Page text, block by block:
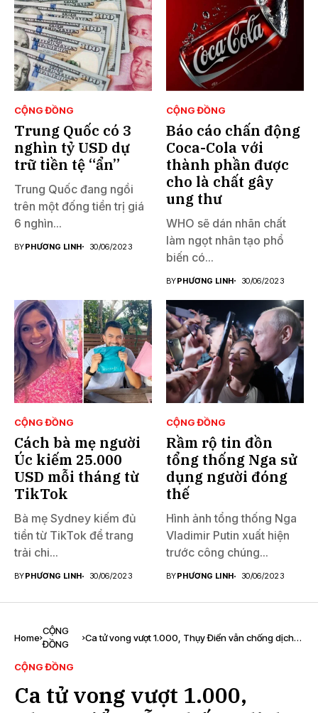
CỘNG ĐỒNG
Trung Quốc có 3
nghìn tỷ USD dự
trữ tiền tệ “ẩn”
Trung Quốc đang ngồi
trên một đống tiền trị giá
6 nghìn...
BYPHƯƠNG LINH 30/06/2023
CỘNG ĐỒNG
Báo cáo chấn động
Coca-Cola với
thành phần được
cho là chất gây
ung thư
WHO sẽ dán nhãn chất
làm ngọt nhân tạo phổ
biến có...
BYPHƯƠNG LINH 30/06/2023
CỘNG ĐỒNG
Cách bà mẹ người
Úc kiếm 25.000
USD mỗi tháng từ
TikTok
Bà mẹ Sydney kiếm đủ
tiền từ TikTok để trang
trải chi...
BYPHƯƠNG LINH 30/06/2023
CỘNG ĐỒNG
Rầm rộ tin đồn
tổng thống Nga sử
dụng người đóng
thế
Hình ảnh tổng thống Nga
Vladimir Putin xuất hiện
trước công chúng...
BYPHƯƠNG LINH 30/06/2023
Home
CỘNG
ĐỒNG
Ca tử vong vượt 1.000, Thụy Điển vẫn chống dịch
CỘNG ĐỒNG
Ca tử vong vượt 1.000,